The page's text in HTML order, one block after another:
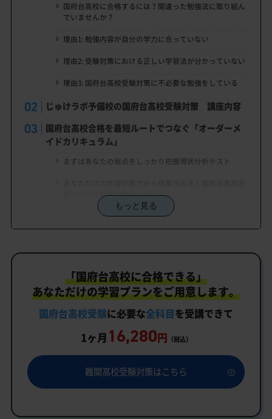
国府台高校に合格するには？間違った勉強法に取り組ん
でいませんか？
理由1: 勉強内容が自分の学力に合っていない
理由2: 受験対策における正しい学習法が分かっていない
理由3: 国府台高校受験対策に不必要な勉強をしている
じゅけラボ予備校の国府台高校受験対策 講座内容
国府台高校合格を最短ルートでつなぐ「オーダーメ
イドカリキュラム」
まずはあなたの弱点をしっかり把握現状分析テスト
格に向けた受験対策カリキュラム
学習効果をしっかり確認定着度テスト
メイドカリキュラム」だから成果が出る！
カリキュラムや料金についてお気軽にご相談くださ
い
国府台高校受験専門のオンライン家庭教師「いつで
もクイック指導」もご用意
国府台高校の特徴
教育理念
もっと見る
「国府台高校に合格できる」
あなただけの学習プランをご用意します。
国府台高校受験に必要な全科目を受講できて
1ヶ月 16,280円 （税込）
難関高校受験対策はこちら